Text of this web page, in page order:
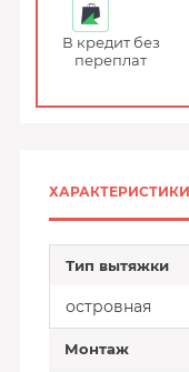
В кредит без
переплат
ХАРАКТЕРИСТИКИ
Тип вытяжки
островная
Монтаж